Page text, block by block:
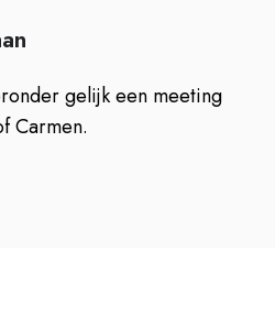
gelijk een meeting
Carmen.